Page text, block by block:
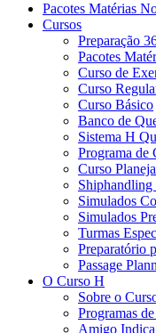
Pacotes Matérias
Cursos
Preparação
Pacotes
Curso de
Curso
Curso Básico
Banco de
Sistema H
Programa de
Curso
Shiphandling
Simulados
Simulados
Turmas
Preparatório
Passage
O Curso H
Sobre o
Programas
Amigo Indica